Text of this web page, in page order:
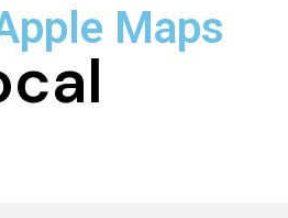
Maps